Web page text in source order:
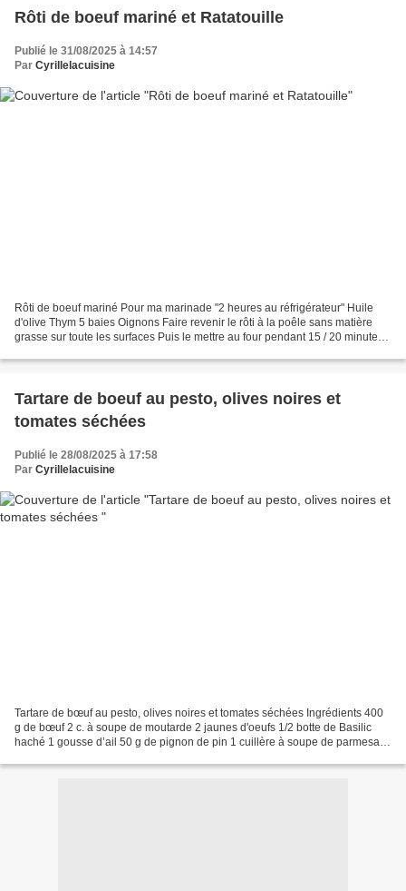
Rôti de boeuf mariné et Ratatouille
Publié le 31/08/2025 à 14:57
Par Cyrillelacuisine
Rôti de boeuf mariné Pour ma marinade "2 heures au réfrigérateur" Huile
d'olive Thym 5 baies Oignons Faire revenir le rôti à la poêle sans matière
grasse sur toute les surfaces Puis le mettre au four pendant 15 / 20 minutes
Tartare de boeuf au pesto, olives noires et
tomates séchées
Publié le 28/08/2025 à 17:58
Par Cyrillelacuisine
Tartare de bœuf au pesto, olives noires et tomates séchées Ingrédients 400
g de bœuf 2 c. à soupe de moutarde 2 jaunes d'oeufs 1/2 botte de Basilic
haché 1 gousse d’ail 50 g de pignon de pin 1 cuillère à soupe de parmesan